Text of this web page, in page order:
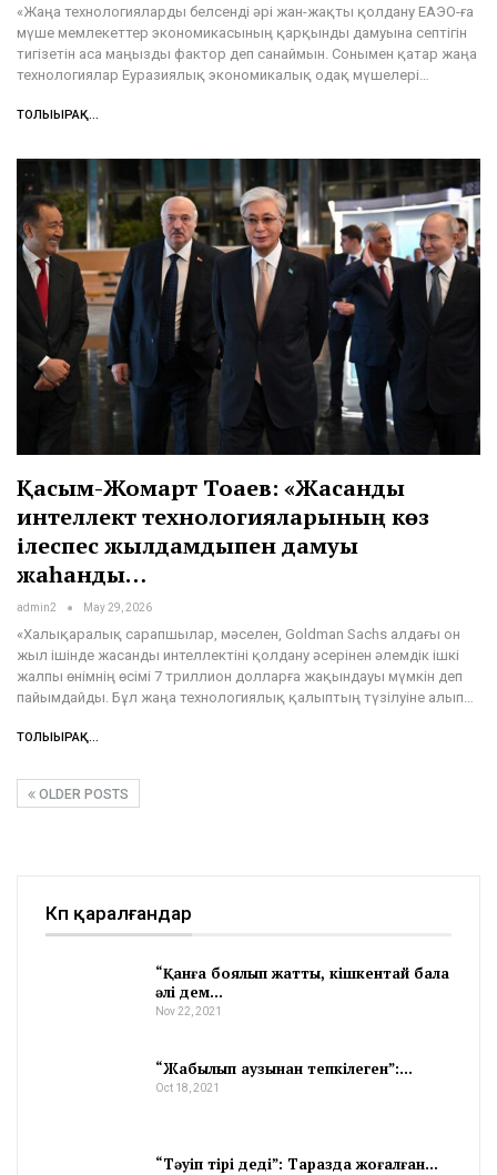
«Жаңа технологияларды белсенді әрі жан-жақты қолдану ЕАЭО-ға
мүше мемлекеттер экономикасының қарқынды дамуына септігін
тигізетін аса маңызды фактор деп санаймын. Сонымен қатар жаңа
технологиялар Еуразиялық экономикалық одақ мүшелері…
ТОЛЫҒЫРАҚ...
Қасым-Жомарт Тоқаев: «Жасанды
интеллект технологияларының көз
ілеспес жылдамдықпен дамуы
жаһандық…
admin2 May 29, 2026
«Халықаралық сарапшылар, мәселен, Goldman Sachs алдағы он
жыл ішінде жасанды интеллектіні қолдану әсерінен әлемдік ішкі
жалпы өнімнің өсімі 7 триллион долларға жақындауы мүмкін деп
пайымдайды. Бұл жаңа технологиялық қалыптың түзілуіне алып…
ТОЛЫҒЫРАҚ...
OLDER POSTS
Көп қаралғандар
“Қанға боялып жатты, кішкентай бала
әлі дем…
Nov 22, 2021
“Жабылып аузынан тепкілеген”:…
Oct 18, 2021
“Тәуіп тірі деді”: Таразда жоғалған…